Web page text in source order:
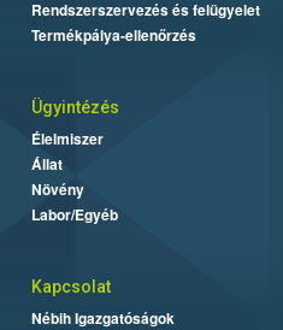
Rendszerszervezés és felügyelet
Termékpálya-ellenőrzés
Ügyintézés
Élelmiszer
Állat
Növény
Labor/Egyéb
Kapcsolat
Nébih Igazgatóságok